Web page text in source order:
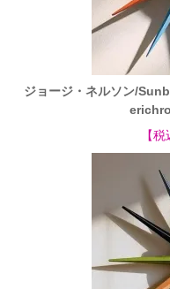
ジョージ・ネルソン/
【